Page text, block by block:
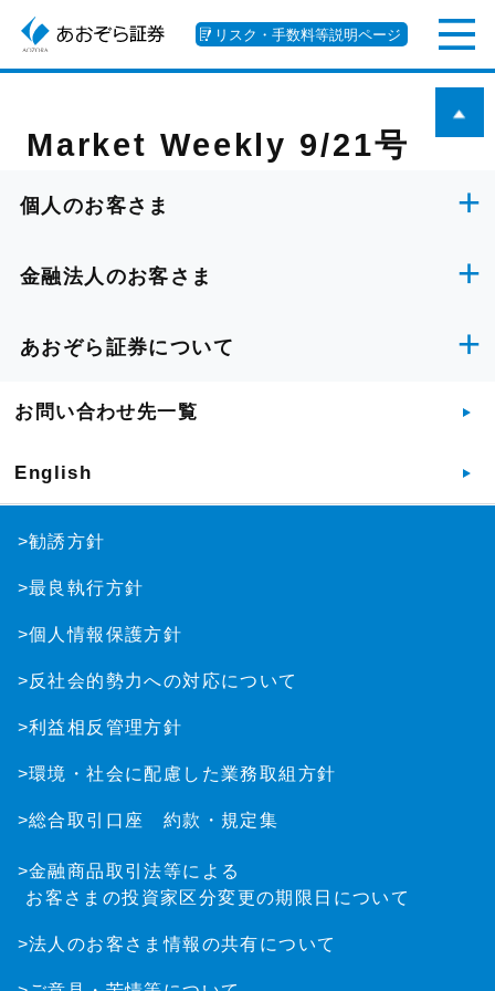
リスク・手数料等説明ページ
Market Weekly 9/21号
個人のお客さま
金融法人のお客さま
あおぞら証券について
お問い合わせ先一覧
English
>勧誘方針
>最良執行方針
>個人情報保護方針
>反社会的勢力への対応について
>利益相反管理方針
>環境・社会に配慮した業務取組方針
>総合取引口座 約款・規定集
>金融商品取引法等による
お客さまの投資家区分変更の期限日について
>法人のお客さま情報の共有について